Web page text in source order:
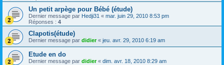
Un petit arpège pour Bébé (étude)
Dernier message par Hedji31 « mar. juin 29, 2010 8:53 pm
Réponses : 4
Clapotis(étude)
Dernier message par didier« jeu. avr. 29, 2010 6:19 am
Etude en do
Dernier message par didier« dim. avr. 18, 2010 8:29 am